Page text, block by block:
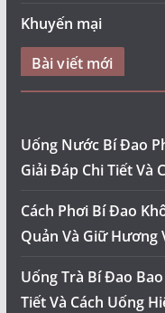
Khuyến mại
Bài viết mới
Uống Nước Bí Đao
Giải Đáp Chi Tiết Và
Cách Phơi Bí Đao
Quản Và Giữ Hương
Uống Trà Bí Đao
Tiết Và Cách Uống